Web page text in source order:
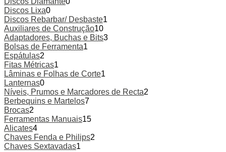
Discos Lixa0
Discos Rebarbar/ Desbaste1
Auxiliares de Construção10
Adaptadores, Buchas e Bits3
Bolsas de Ferramenta1
Espátulas2
Fitas Métricas1
Lâminas e Folhas de Corte1
Lanternas0
Níveis, Prumos e Marcadores de Recta2
Berbequins e Martelos7
Brocas2
Ferramentas Manuais15
Alicates4
Chaves Fenda e Philips2
Chaves Sextavadas1